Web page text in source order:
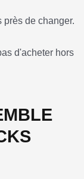
près de changer.